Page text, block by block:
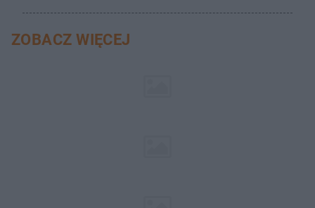
ZOBACZ WIĘCEJ